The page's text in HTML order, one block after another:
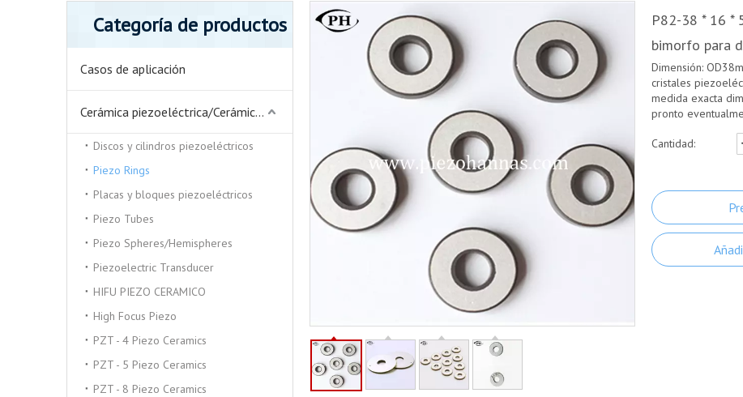
Categoría de productos
Casos de aplicación
Cerámica piezoeléctrica/Cerámica piezoeléctrica
Discos y cilindros piezoeléctricos
Piezo Rings
Placas y bloques piezoeléctricos
Piezo Tubes
Piezo Spheres/Hemispheres
Piezoelectric Transducer
HIFU PIEZO CERAMICO
High Focus Piezo
PZT - 4 Piezo Ceramics
PZT - 5 Piezo Ceramics
PZT - 8 Piezo Ceramics
P82-38 * 16 *
bimorfo para
Dimensión:
cristales
medida exacta
pronto
Cantidad: